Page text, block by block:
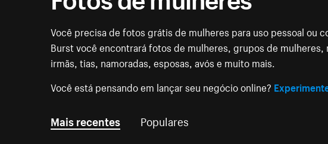
Você precisa de fotos grátis de mulheres para uso pessoal ou
Burst você encontrará fotos de mulheres, grupos de
irmãs, tias, namoradas, esposas, avós e muito mais.
Você está pensando em lançar seu negócio online?
Mais recentes Populares